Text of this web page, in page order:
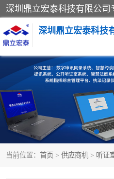
深圳鼎立宏泰科技
当前位置： 首页 > 供应商机 > 听证
同步录音录像设备
数字法庭
远程提讯